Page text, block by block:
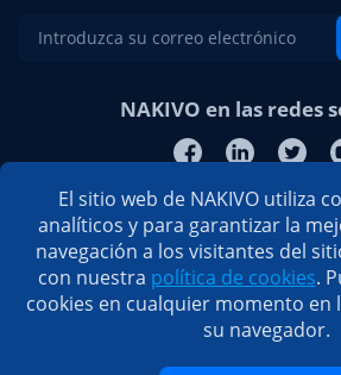
NAKIVO en las redes
El sitio web de NAKIVO utiliza
analíticos y para garantizar la
navegación a los visitantes del
con nuestra política de cookies.
cookies en cualquier momento en
su navegador.